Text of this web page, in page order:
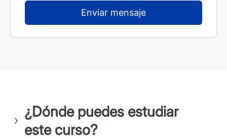
¿Dónde puedes estudiar
este curso?